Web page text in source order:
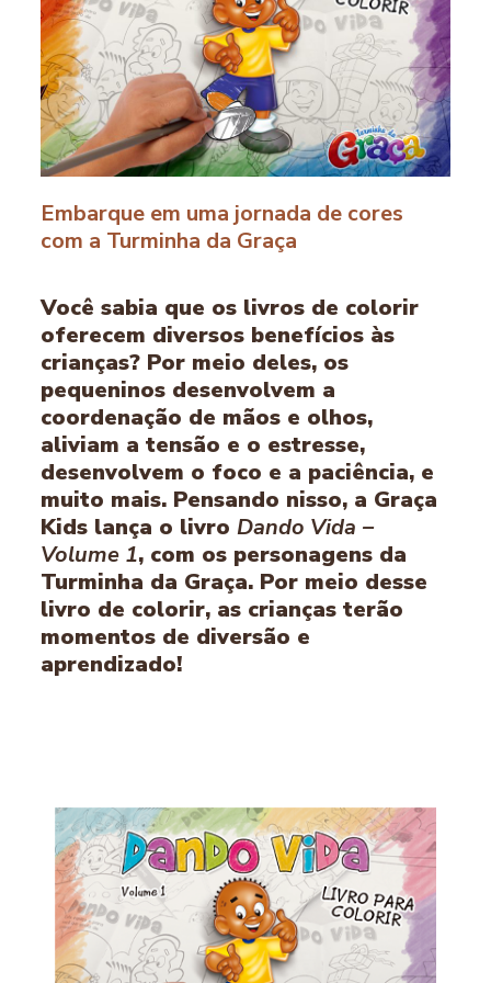
Embarque em uma jornada de cores
com a Turminha da Graça
Você sabia que os livros de colorir
oferecem diversos benefícios às
crianças? Por meio deles, os
pequeninos desenvolvem a
coordenação de mãos e olhos,
aliviam a tensão e o estresse,
desenvolvem o foco e a paciência, e
muito mais. Pensando nisso, a Graça
Kids lança o livro Dando Vida –
Volume 1, com os personagens da
Turminha da Graça. Por meio desse
livro de colorir, as crianças terão
momentos de diversão e
aprendizado!